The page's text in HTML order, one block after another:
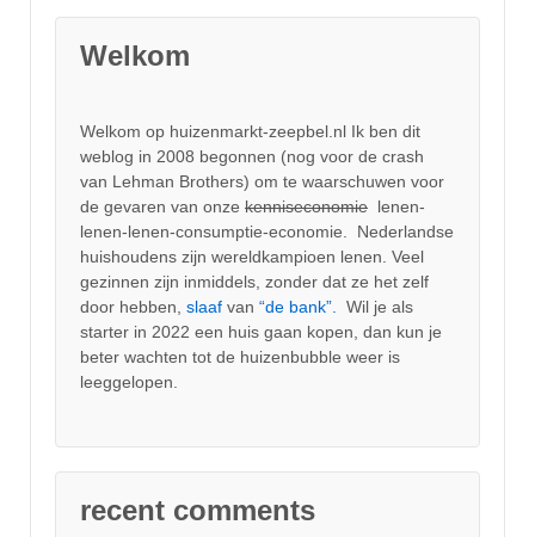
Welkom
Welkom op huizenmarkt-zeepbel.nl Ik ben dit
weblog in 2008 begonnen (nog voor de crash
van Lehman Brothers) om te waarschuwen voor
de gevaren van onze kenniseconomie lenen-
lenen-lenen-consumptie-economie. Nederlandse
huishoudens zijn wereldkampioen lenen. Veel
gezinnen zijn inmiddels, zonder dat ze het zelf
door hebben, slaaf van “de bank”. Wil je als
starter in 2022 een huis gaan kopen, dan kun je
beter wachten tot de huizenbubble weer is
leeggelopen.
recent comments